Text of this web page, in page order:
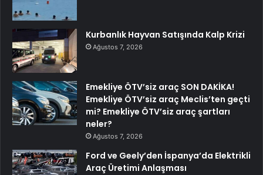
Kurbanlık Hayvan Satışında Kalp Krizi
Ağustos 7, 2026
Emekliye ÖTV’siz araç SON DAKİKA!
Emekliye ÖTV’siz araç Meclis’ten geçti
mi? Emekliye ÖTV’siz araç şartları
neler?
Ağustos 7, 2026
Ford ve Geely’den İspanya’da Elektrikli
Araç Üretimi Anlaşması